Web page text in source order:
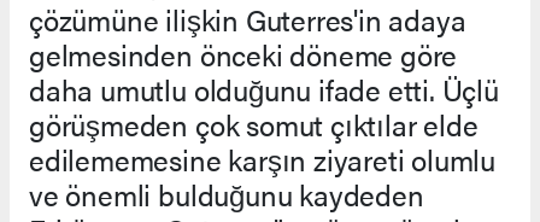
çözümüne ilişkin Guterres'in adaya
gelmesinden önceki döneme göre
daha umutlu olduğunu ifade etti. Üçlü
görüşmeden çok somut çıktılar elde
edilememesine karşın ziyareti olumlu
ve önemli bulduğunu kaydeden